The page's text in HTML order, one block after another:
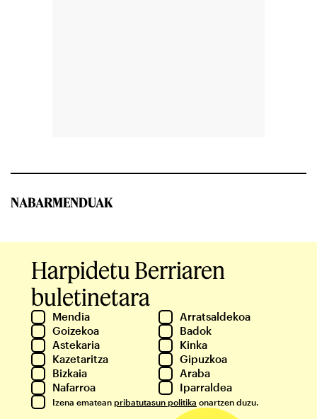
NABARMENDUAK
Harpidetu Berriaren
buletinetara
Mendia
Arratsaldekoa
Goizekoa
Badok
Astekaria
Kinka
Kazetaritza
Gipuzkoa
Bizkaia
Araba
Nafarroa
Iparraldea
Izena ematean pribatutasun politika onartzen duzu.